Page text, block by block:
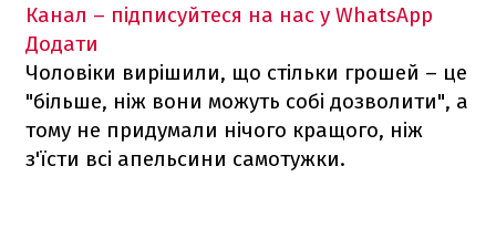
Канал – підписуйтеся на нас у WhatsApp
Додати
Чоловіки вирішили, що стільки грошей – це
"більше, ніж вони можуть собі дозволити", а
тому не придумали нічого кращого, ніж
з'їсти всі апельсини самотужки.